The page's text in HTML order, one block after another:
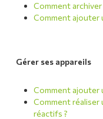
Comment
Comment ajouter
Gérer ses appareils
Comment ajouter
Comment
réactifs ?